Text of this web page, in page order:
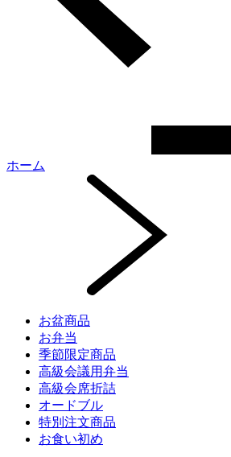
ホーム
お盆商品
お弁当
季節限定商品
高級会議用弁当
高級会席折詰
オードブル
特別注文商品
お食い初め